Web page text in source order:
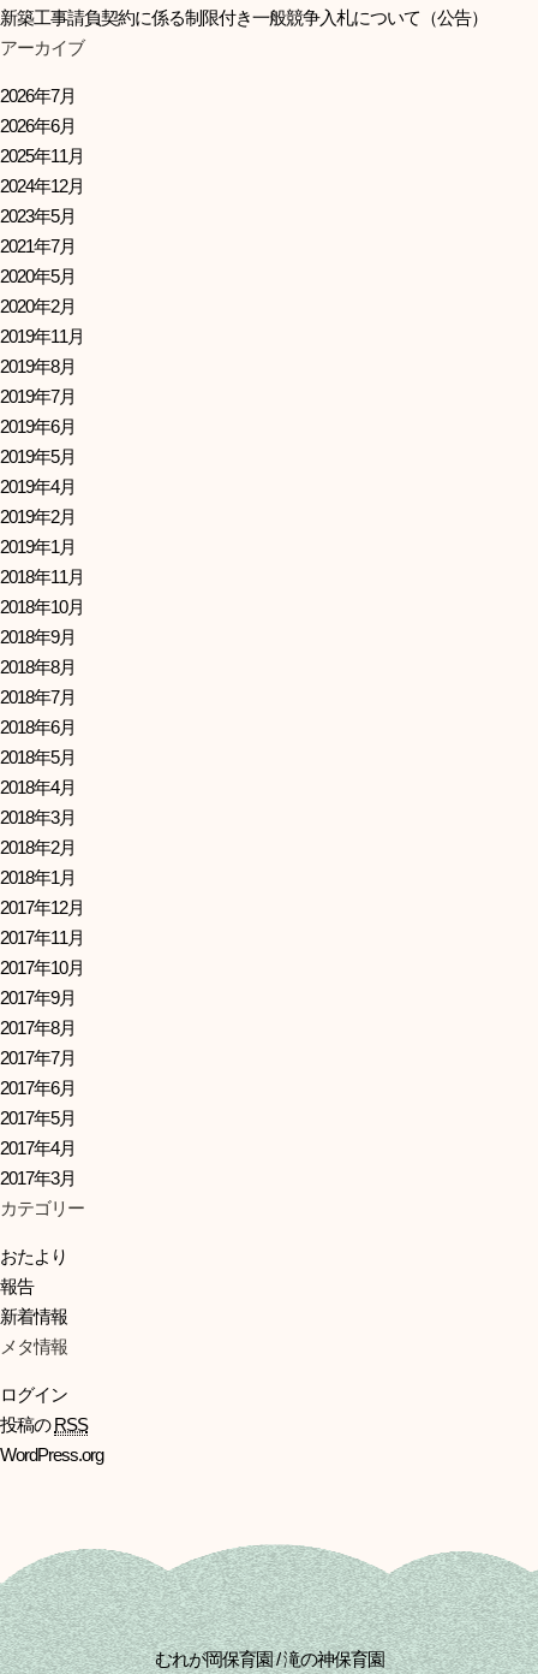
新築工事請負契約に係る制限付き一般競争入札について（公告）
アーカイブ
2026年7月
2026年6月
2025年11月
2024年12月
2023年5月
2021年7月
2020年5月
2020年2月
2019年11月
2019年8月
2019年7月
2019年6月
2019年5月
2019年4月
2019年2月
2019年1月
2018年11月
2018年10月
2018年9月
2018年8月
2018年7月
2018年6月
2018年5月
2018年4月
2018年3月
2018年2月
2018年1月
2017年12月
2017年11月
2017年10月
2017年9月
2017年8月
2017年7月
2017年6月
2017年5月
2017年4月
2017年3月
カテゴリー
おたより
報告
新着情報
メタ情報
ログイン
投稿のRSS
WordPress.org
むれが岡保育園 / 滝の神保育園